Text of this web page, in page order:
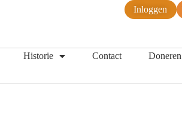
Inloggen
Historie Contact Doneren